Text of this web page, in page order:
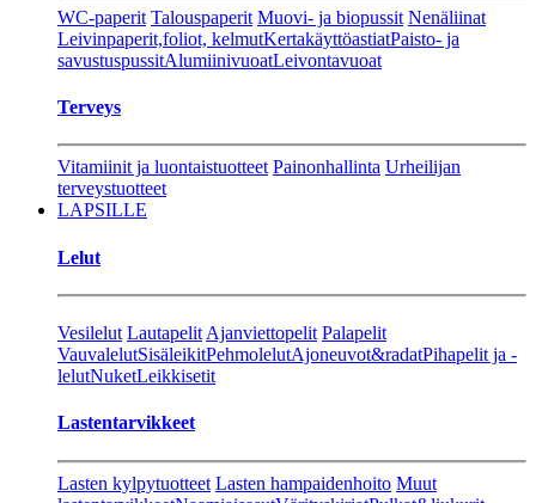
WC-paperit Talouspaperit Muovi- ja biopussit Nenäliinat
Leivinpaperit,foliot, kelmutKertakäyttöastiatPaisto- ja
savustuspussitAlumiinivuoatLeivontavuoat
Terveys
Vitamiinit ja luontaistuotteet Painonhallinta Urheilijan
terveystuotteet
LAPSILLE
Lelut
Vesilelut Lautapelit Ajanviettopelit Palapelit
VauvalelutSisäleikitPehmolelutAjoneuvot&radatPihapelit ja -
lelutNuketLeikkisetit
Lastentarvikkeet
Lasten kylpytuotteet Lasten hampaidenhoito Muut